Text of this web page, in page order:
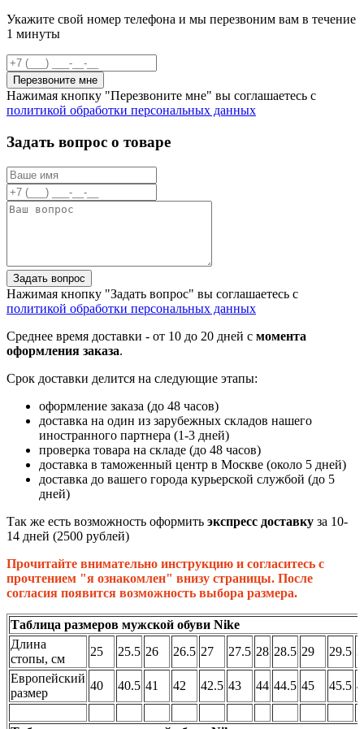
Укажите свой номер телефона и мы перезвоним вам в течение
1 минуты
Перезвоните мне
Нажимая кнопку "Перезвоните мне" вы соглашаетесь с
политикой обработки персональных данных
Задать вопрос о товаре
Задать вопрос
Нажимая кнопку "Задать вопрос" вы соглашаетесь с
политикой обработки персональных данных
Среднее время доставки - от 10 до 20 дней с момента
оформления заказа.
Срок доставки делится на следующие этапы:
оформление заказа (до 48 часов)
доставка на один из зарубежных складов нашего
иностранного партнера (1-3 дней)
проверка товара на складе (до 48 часов)
доставка в таможенный центр в Москве (около 5 дней)
доставка до вашего города курьерской службой (до 5
дней)
Так же есть возможность оформить экспресс доставку за 10-
14 дней (2500 рублей)
Прочитайте внимательно инструкцию и согласитесь с
прочтением "я ознакомлен" внизу страницы. После
согласия появится возможность выбора размера.
Таблица размеров мужской обуви Nike
Длина
стопы, см
25 25.5 26 26.5 27 27.5 28 28.5 29 29.5
Европейский
размер
40 40.5 41 42 42.5 43 44 44.5 45 45.5